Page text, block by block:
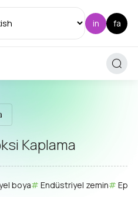
Kaplama
boya Endüstriyel zemin